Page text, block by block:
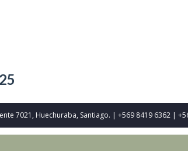
7021, Huechuraba, Santiago. | +569 8419 6362 |